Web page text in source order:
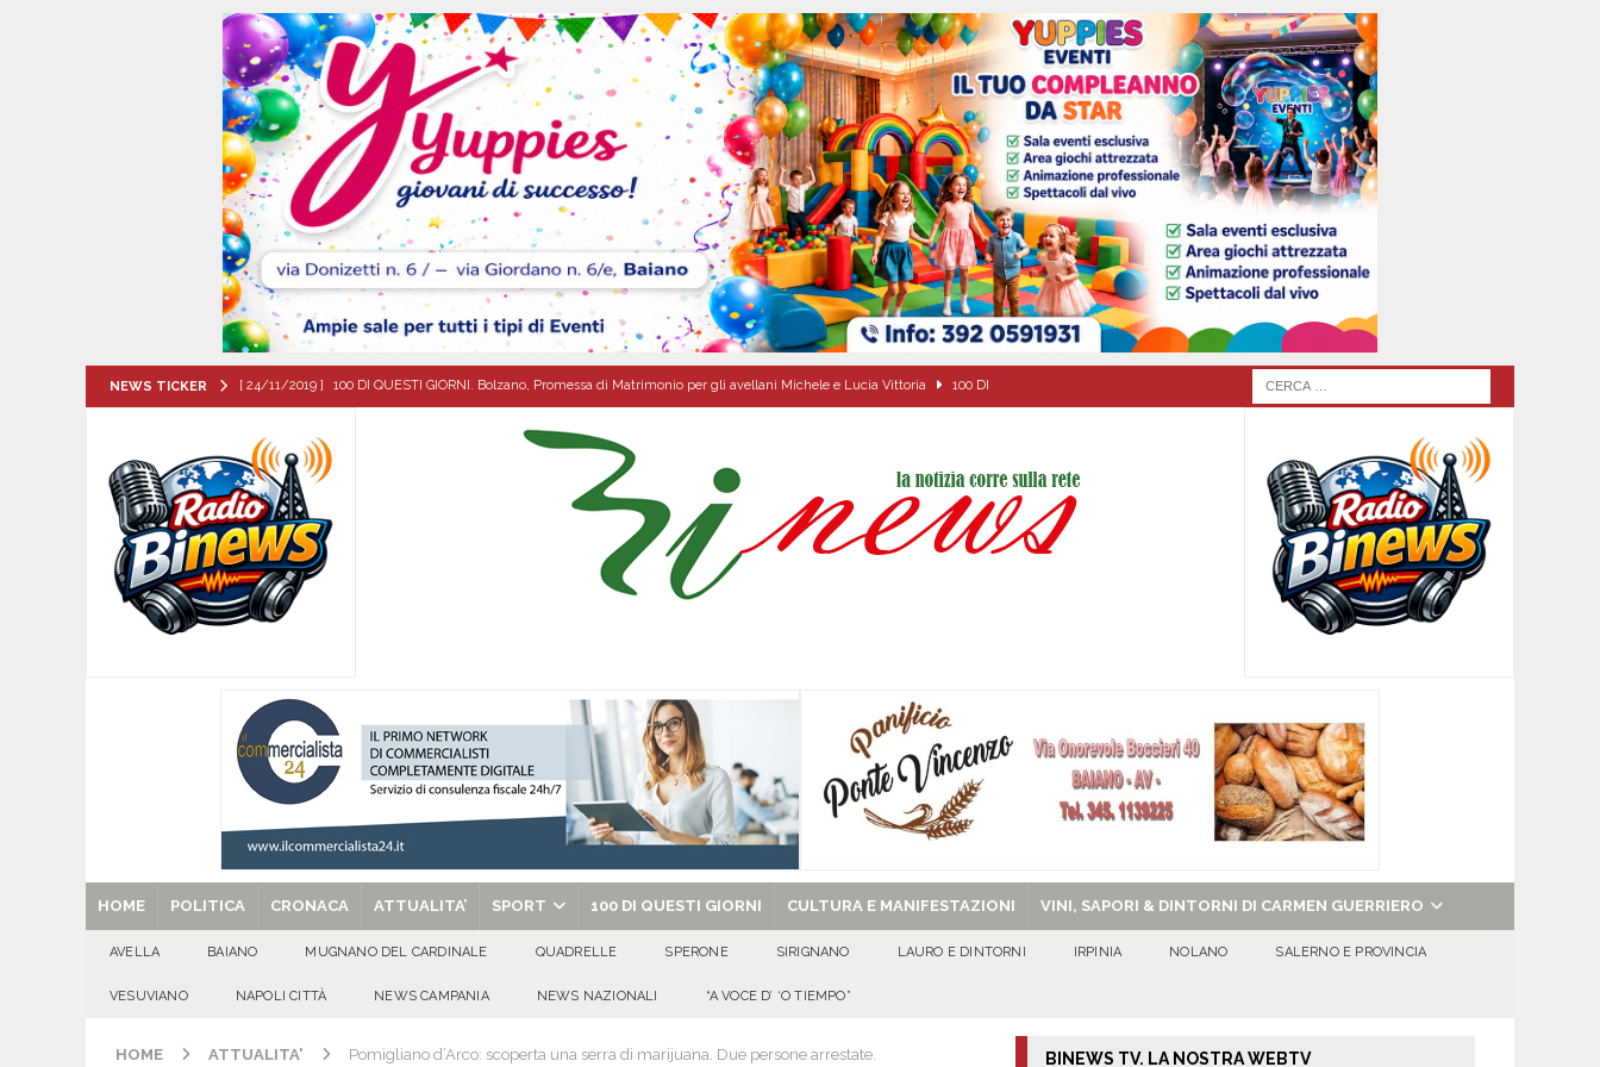
NEWS TICKER [ 24/11/2019 ] 100 DI QUESTI GIORNI. Bolzano, Promessa di Matrimonio per gli avellani Michele e Lucia Vittoria 100 DI
[ 08/08/2026 ] Il futuro dei giovani del Sud, la sfida parte anche dall’Irpinia: nuovo incarico per Gerardo Gonnella
ATTUALITA'
[ 07/08/2026 ] Visciano celebra Padre Arturo D’Onofrio: due giorni di fede nel ricordo del fondatore CULTURA E
MANIFESTAZIONI
[ 07/08/2026 ]
[ 07/08/2026 ] Emergenza cinghiali: nasce il Tavolo tecnico permanente della Regione Campania EVIDENZA
[ 07/08/2026 ] 8 agosto, anniversario della tragedia di Marcinelle. Pmi International: “La sicurezza sul lavoro deve diventare
una cultura collettiva. Nessuna crescita economica può prescindere dalla tutela della vita umana” CULTURA E
MANIFESTAZIONI
[ 29/08/2025 ] SANT’Oggi. Venerdì 29 agosto la chiesa celebra il Martirio di san Giovanni Battista e santa Sabina
HOME POLITICA CRONACA ATTUALITA’ SPORT 100 DI QUESTI GIORNI CULTURA E MANIFESTAZIONI VINI, SAPORI & DINTORNI DI CARMEN GUERRIERO
AVELLA BAIANO MUGNANO DEL CARDINALE QUADRELLE SPERONE SIRIGNANO LAURO E DINTORNI IRPINIA NOLANO SALERNO E PROVINCIA
VESUVIANO NAPOLI CITTÀ NEWS CAMPANIA NEWS NAZIONALI “A VOCE D’ ‘O TIEMPO”
HOME ATTUALITA' Pomigliano d’Arco: scoperta una serra di marijuana. Due persone arrestate. BINEWS TV. LA NOSTRA WEBTV